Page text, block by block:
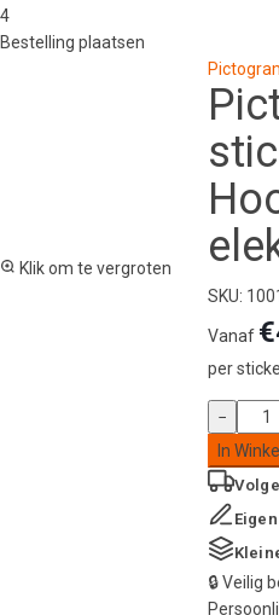
4
Bestelling plaatsen
Klik om te vergroten
SKU:
Vanaf €
per
Pictogram
sticker
elektra
aantal
−
In
🔒Veilig